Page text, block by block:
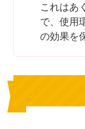
これはあ
で、使用
の効果を